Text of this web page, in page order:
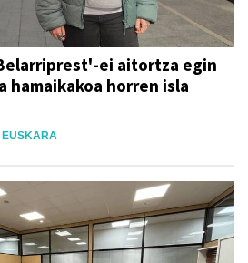
ei aitortza egin
hamaikakoa horren isla
EUSKARA